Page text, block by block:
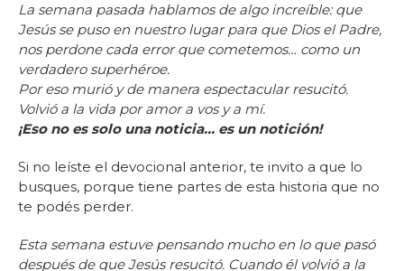
La semana pasada hablamos de algo increíble: que
Jesús se puso en nuestro lugar para que Dios el Padre,
nos perdone cada error que cometemos… como un
verdadero superhéroe.
Por eso murió y de manera espectacular resucitó.
Volvió a la vida por amor a vos y a mí.
¡Eso no es solo una noticia… es un notición!
Si no leíste el devocional anterior, te invito a que lo
busques, porque tiene partes de esta historia que no
te podés perder.
Esta semana estuve pensando mucho en lo que pasó
después de que Jesús resucitó. Cuando él volvió a la